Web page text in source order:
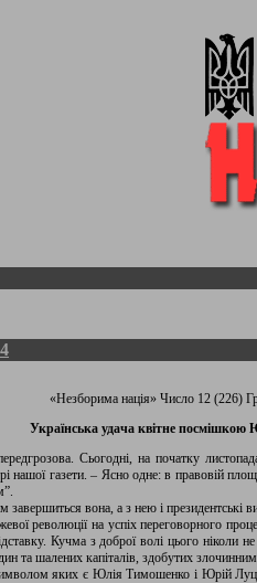
«Незборима нація» Число 12 (226)
Українська удача квітне
Сьогодні, на початку
нашої газети. – Ясно одне: в правовій
вона, а з нею і
революції на успіх переговорного
Кучма з доброї волі цього ніколи
та шалених капіталів, здобутих
яких є Юлія Тимошенко і Юрій